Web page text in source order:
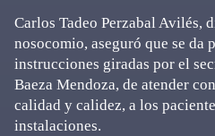
Carlos Tadeo Perzabal Avilés,
nosocomio, aseguró que se da
instrucciones giradas por el
Baeza Mendoza, de atender
calidad y calidez, a los
instalaciones.